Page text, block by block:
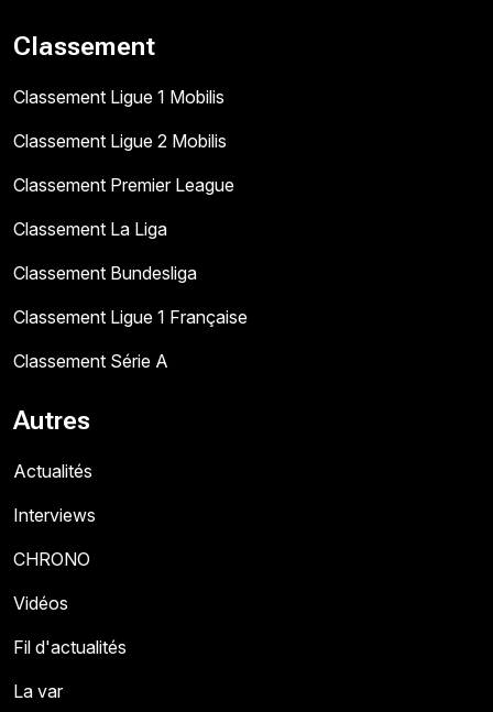
Classement
Classement Ligue 1 Mobilis
Classement Ligue 2 Mobilis
Classement Premier League
Classement La Liga
Classement Bundesliga
Classement Ligue 1 Française
Classement Série A
Autres
Actualités
Interviews
CHRONO
Vidéos
Fil d'actualités
La var